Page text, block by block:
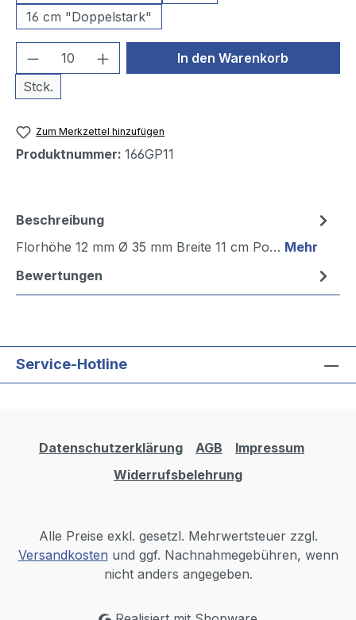
16 cm "Doppelstark"
Produkt Anzahl: Gib den
Stck.
In den Warenkorb
Zum Merkzettel hinzufügen
Produktnummer: 166GP11
Beschreibung
Florhöhe 12 mm Ø 35 mm Breite 11 cm Po… Mehr
Bewertungen
Service-Hotline
Datenschutzerklärung AGB
Impressum
Widerrufsbelehrung
Alle Preise exkl. gesetzl. Mehrwertsteuer zzgl.
Versandkosten und ggf. Nachnahmegebühren, wenn
nicht anders angegeben.